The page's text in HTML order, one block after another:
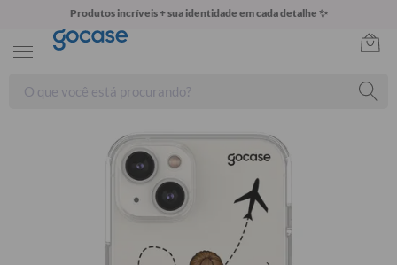
Produtos incríveis + sua identidade em cada detalhe ✨